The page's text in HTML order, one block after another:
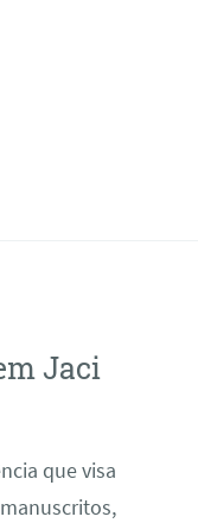
Jaci
que visa